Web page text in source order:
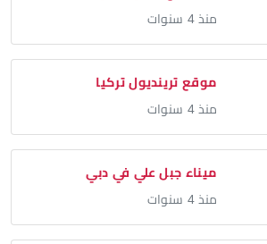
منذ 4 سنوات
موقع ترينديول تركيا
منذ 4 سنوات
ميناء جبل علي في دبي
منذ 4 سنوات